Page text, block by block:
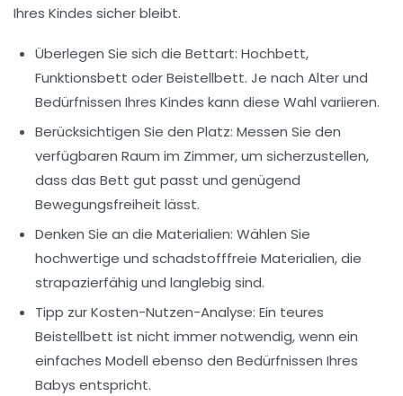
Ihres Kindes sicher bleibt.
Überlegen Sie sich die Bettart: Hochbett,
Funktionsbett oder Beistellbett. Je nach Alter und
Bedürfnissen Ihres Kindes kann diese Wahl variieren.
Berücksichtigen Sie den Platz: Messen Sie den
verfügbaren Raum im Zimmer, um sicherzustellen,
dass das Bett gut passt und genügend
Bewegungsfreiheit lässt.
Denken Sie an die Materialien: Wählen Sie
hochwertige und schadstofffreie Materialien, die
strapazierfähig und langlebig sind.
Tipp zurKosten-Nutzen-Analyse: Ein teures
Beistellbett ist nicht immer notwendig, wenn ein
einfaches Modell ebenso den Bedürfnissen Ihres
Babys entspricht.